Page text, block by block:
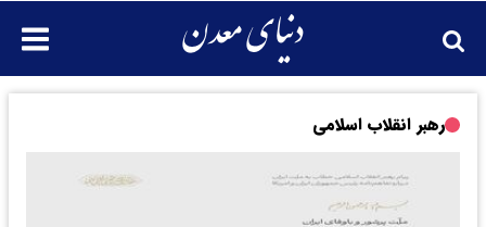
رهبر انقلاب اسلامی